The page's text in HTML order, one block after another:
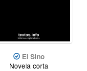
El Sino
Novela corta